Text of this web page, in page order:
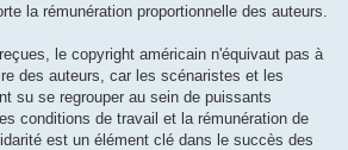
la rémunération proportionnelle des auteurs.
le copyright américain n'équivaut pas à
des auteurs, car les scénaristes et les
su se regrouper au sein de puissants
conditions de travail et la rémunération de
est un élément clé dans le succès des